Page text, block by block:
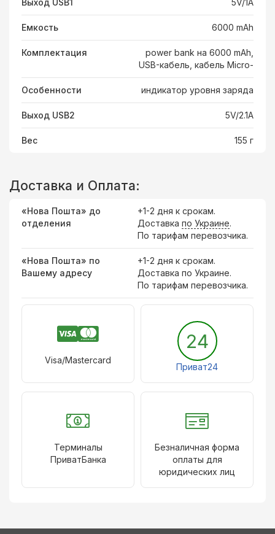
Емкость 6000 mAh
Комплектация
power bank на 6000 mAh,
USB-кабель, кабель Micro-
Особенности индикатор уровня заряда
Выход USB2 5V/2.1A
Вес 155 г
Доставка и Оплата:
«Нова Пошта» до
отделения
+1-2 дня к срокам.
Доставка по Украине.
По тарифам перевозчика.
«Нова Пошта» по
Вашему адресу
+1-2 дня к срокам.
Доставка по Украине.
По тарифам перевозчика.
Visa/Mastercard
24
Приват24
Терминалы
ПриватБанка
Безналичная форма
оплаты для
юридических лиц